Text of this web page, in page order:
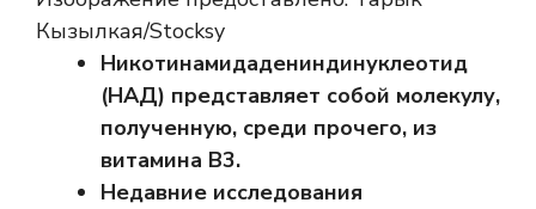
Кызылкая/Stocksy
Никотинамидадениндинуклеотид
(НАД) представляет собой молекулу,
полученную, среди прочего, из
витамина B3.
Недавние исследования